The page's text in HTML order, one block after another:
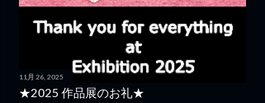
11月 26, 2025
★2025 作品展のお礼★